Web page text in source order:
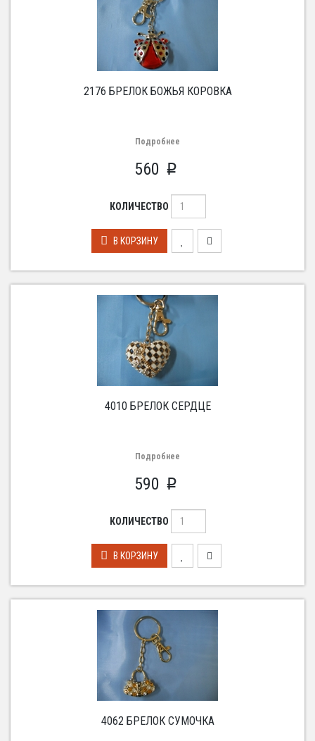
2176 БРЕЛОК БОЖЬЯ КОРОВКА
Подробнее
560 p
КОЛИЧЕСТВО
В КОРЗИНУ
4010 БРЕЛОК СЕРДЦЕ
Подробнее
590 p
КОЛИЧЕСТВО
В КОРЗИНУ
4062 БРЕЛОК СУМОЧКА